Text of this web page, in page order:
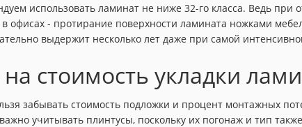
использовать ламинат не ниже 32-го класса. Ведь при
офисах - протирание поверхности ламината ножками
выдержит несколько лет даже при самой
стоимость укладки
забывать стоимость подложки и процент монтажных
учитывать плинтусы, поскольку их погонаж и тип